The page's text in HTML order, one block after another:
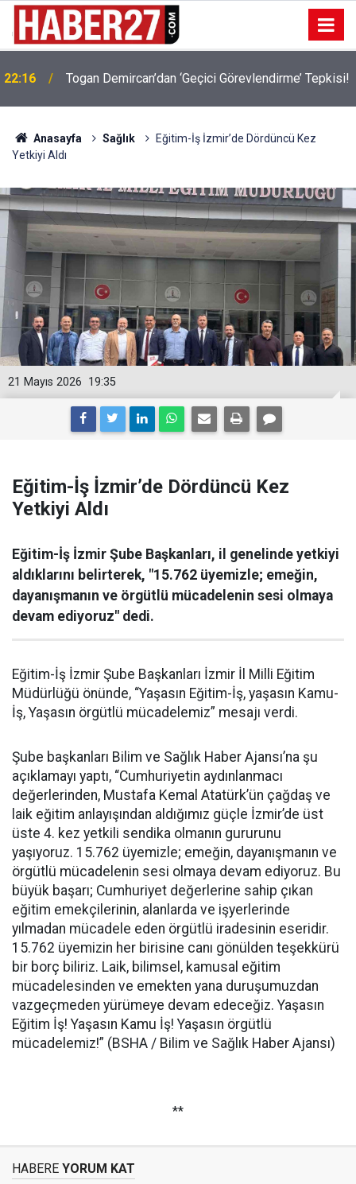
22:16 Togan Demircan’dan ‘Geçici Görevlendirme’ Tepkisi!
Anasayfa Sağlık
Eğitim-İş İzmir’de Dördüncü Kez
Yetkiyi Aldı
19:35
21 Mayıs 2026
Eğitim-İş İzmir’de Dördüncü Kez
Yetkiyi Aldı
Eğitim-İş İzmir Şube Başkanları, il genelinde yetkiyi
aldıklarını belirterek, "15.762 üyemizle; emeğin,
dayanışmanın ve örgütlü mücadelenin sesi olmaya
devam ediyoruz" dedi.
Eğitim-İş İzmir Şube Başkanları İzmir İl Milli Eğitim
Müdürlüğü önünde, “Yaşasın Eğitim-İş, yaşasın Kamu-
İş, Yaşasın örgütlü mücadelemiz” mesajı verdi.
Şube başkanları Bilim ve Sağlık Haber Ajansı’na şu
açıklamayı yaptı, “Cumhuriyetin aydınlanmacı
değerlerinden, Mustafa Kemal Atatürk’ün çağdaş ve
laik eğitim anlayışından aldığımız güçle İzmir’de üst
üste 4. kez yetkili sendika olmanın gururunu
yaşıyoruz. 15.762 üyemizle; emeğin, dayanışmanın ve
örgütlü mücadelenin sesi olmaya devam ediyoruz. Bu
büyük başarı; Cumhuriyet değerlerine sahip çıkan
eğitim emekçilerinin, alanlarda ve işyerlerinde
yılmadan mücadele eden örgütlü iradesinin eseridir.
15.762 üyemizin her birisine canı gönülden teşekkürü
bir borç biliriz. Laik, bilimsel, kamusal eğitim
mücadelesinden ve emekten yana duruşumuzdan
vazgeçmeden yürümeye devam edeceğiz. Yaşasın
Eğitim İş! Yaşasın Kamu İş! Yaşasın örgütlü
mücadelemiz!” (BSHA / Bilim ve Sağlık Haber Ajansı)
**
HABERE YORUM KAT